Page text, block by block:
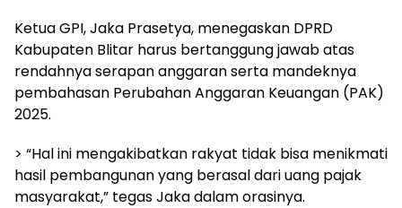
Ketua GPI, Jaka Prasetya, menegaskan DPRD
Kabupaten Blitar harus bertanggung jawab atas
rendahnya serapan anggaran serta mandeknya
pembahasan Perubahan Anggaran Keuangan (PAK)
2025.
> “Hal ini mengakibatkan rakyat tidak bisa menikmati
hasil pembangunan yang berasal dari uang pajak
masyarakat,” tegas Jaka dalam orasinya.